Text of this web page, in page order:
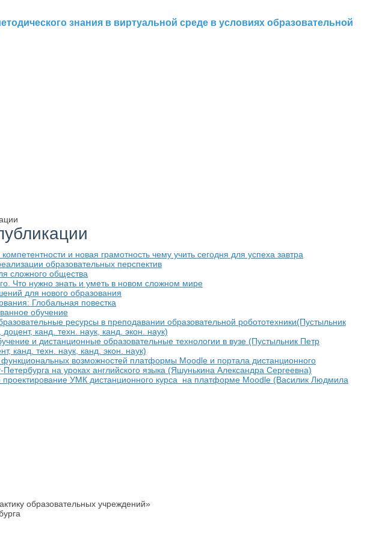
знания в виртуальной среде в условиях образовательной
и новая грамотность чему учить сегодня для успеха завтра
образовательных перспектив
сложного общества
Что нужно знать и уметь в новом сложном мире
для нового образования
Глобальная повестка
обучение
ресурсы в преподавании образовательной робототехники(Пустыльник
канд. техн. наук, канд. экон. наук)
и дистанционные образовательные технологии в вузе (Пустыльник Петр
канд. техн. наук, канд. экон. наук)
возможностей платформы Moodle и портала дистанционного
Петербурга на уроках английского языка (Яшунькина Александра Сергеевна)
проектирование УМК дистанционного курса на платформе Moodle (Василик Людмила
образовательных учреждений»